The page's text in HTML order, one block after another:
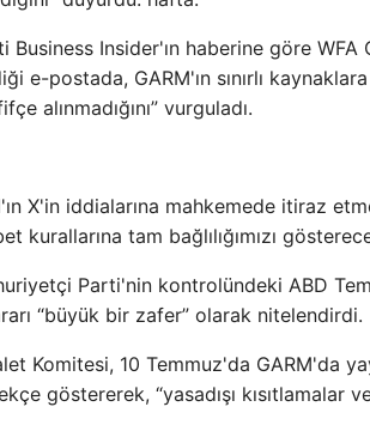
Business Insider'ın haberine göre
e-postada, GARM'ın sınırlı
alınmadığını” vurguladı.
X'in iddialarına mahkemede itiraz
kurallarına tam bağlılığımızı
Parti'nin kontrolündeki ABD
“büyük bir zafer” olarak nitelendirdi.
Komitesi, 10 Temmuz'da GARM'da
göstererek, “yasadışı